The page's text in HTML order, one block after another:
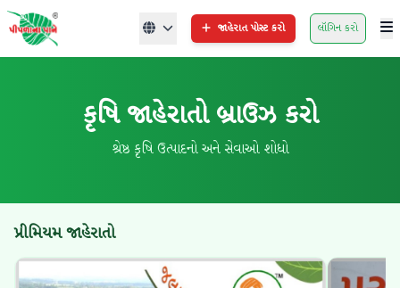
જાહેરાત પોસ્ટ કરો લૉગિન કરો
કૃષિ જાહેરાતો બ્રાઉઝ કરો
શ્રેષ્ઠ કૃષિ ઉત્પાદનો અને સેવાઓ શોધો
પ્રીમિયમ જાહેરાતો